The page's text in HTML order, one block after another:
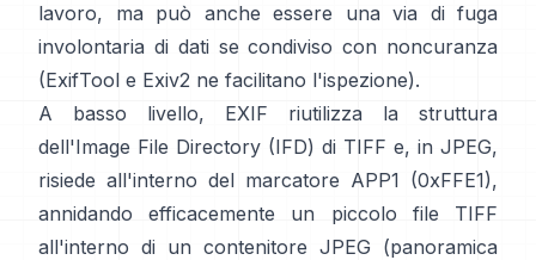
lavoro, ma può anche essere una via di fuga
involontaria di dati se condiviso con noncuranza
(ExifTool e Exiv2 ne facilitano l'ispezione).
A basso livello, EXIF riutilizza la struttura
dell'Image File Directory (IFD) di TIFF e, in JPEG,
risiede all'interno del marcatore APP1 (0xFFE1),
annidando efficacemente un piccolo file TIFF
all'interno di un contenitore JPEG (panoramica